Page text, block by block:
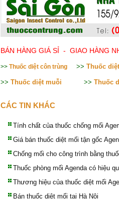
BÁN HÀNG GIÁ SỈ - GIAO HÀNG
>> Thuốc diệt côn trùng >> Thuốc
>> Thuốc diệt muỗi >> Thuốc
CÁC TIN KHÁC
Tính chất của thuốc chống mối
Giá bán thuốc diệt mối tận gốc
Chống mối cho công trình bằng
Thuốc phòng mối Agenda có hiệu
Thương hiệu của thuốc diệt mối
Bán thuốc diệt mối tại Hà Nội